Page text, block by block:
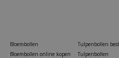
Bloembollen
Bloembollen online kopen
Tulpenbollen
Tulpenbollen